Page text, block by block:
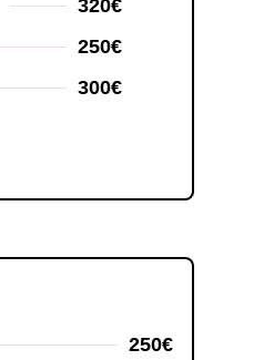
320€
250€
300€
250€